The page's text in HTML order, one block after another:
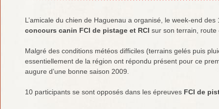
L’amicale du chien de Haguenau a organisé, le week-end
concours canin FCI de pistage et RCI sur son terrain, route
Malgré des conditions météos difficiles (terrains gelés puis
essentiellement de la région ont répondu présent pour ce
augure d’une bonne saison 2009.
10 participants se sont opposés dans les épreuves FCI de